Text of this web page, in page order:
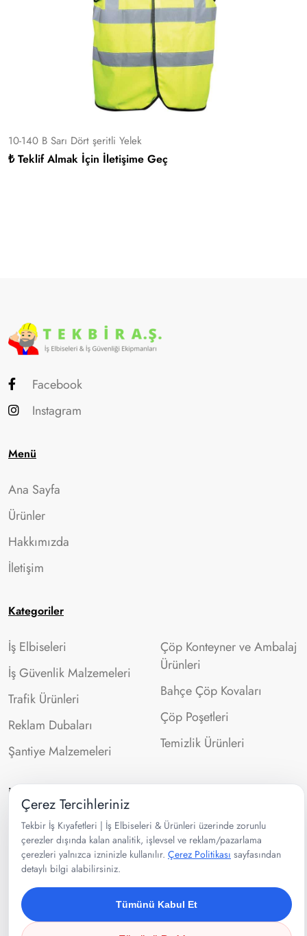
10-140 B Sarı Dört şeritli Yelek
₺ Teklif Almak İçin İletişime Geç
Facebook
Instagram
Menü
Ana Sayfa
Ürünler
Hakkımızda
İletişim
Kategoriler
İş Elbiseleri
İş Güvenlik Malzemeleri
Trafik Ürünleri
Reklam Dubaları
Şantiye Malzemeleri
Çöp Konteyner ve Ambalaj
Ürünleri
Bahçe Çöp Kovaları
Çöp Poşetleri
Temizlik Ürünleri
İletişim Bilgileri
0532 302 99 43
Velibaba Mah Ankara Cad. No:95
Pendik/İSTANBUL
Çerez Tercihleriniz
Tekbir İş Kıyafetleri | İş Elbiseleri & Ürünleri üzerinde zorunlu
çerezler dışında kalan analitik, işlevsel ve reklam/pazarlama
çerezleri yalnızca izninizle kullanılır. Çerez Politikası sayfasından
detaylı bilgi alabilirsiniz.
Tümünü Kabul Et